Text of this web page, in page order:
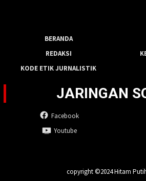
BERANDA
REDAKSI
KODE ETIK JURNALISTIK
JARINGAN
Facebook
Youtube
copyright ©2024 Hitam